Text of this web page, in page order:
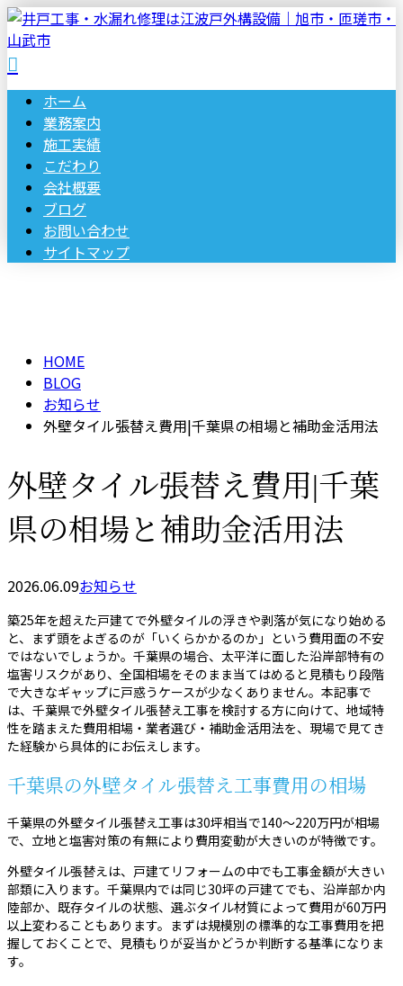
ホーム
業務案内
施工実績
こだわり
会社概要
ブログ
お問い合わせ
サイトマップ
HOME
BLOG
お知らせ
外壁タイル張替え費用|千葉県の相場と補助金活用法
外壁タイル張替え費用|千葉
県の相場と補助金活用法
2026.06.09お知らせ
築25年を超えた戸建てで外壁タイルの浮きや剥落が気になり始める
と、まず頭をよぎるのが「いくらかかるのか」という費用面の不安
ではないでしょうか。千葉県の場合、太平洋に面した沿岸部特有の
塩害リスクがあり、全国相場をそのまま当てはめると見積もり段階
で大きなギャップに戸惑うケースが少なくありません。本記事で
は、千葉県で外壁タイル張替え工事を検討する方に向けて、地域特
性を踏まえた費用相場・業者選び・補助金活用法を、現場で見てき
た経験から具体的にお伝えします。
千葉県の外壁タイル張替え工事費用の相場
千葉県の外壁タイル張替え工事は30坪相当で140〜220万円が相場
で、立地と塩害対策の有無により費用変動が大きいのが特徴です。
外壁タイル張替えは、戸建てリフォームの中でも工事金額が大きい
部類に入ります。千葉県内では同じ30坪の戸建てでも、沿岸部か内
陸部か、既存タイルの状態、選ぶタイル材質によって費用が60万円
以上変わることもあります。まずは規模別の標準的な工事費用を把
握しておくことで、見積もりが妥当かどうか判断する基準になりま
す。